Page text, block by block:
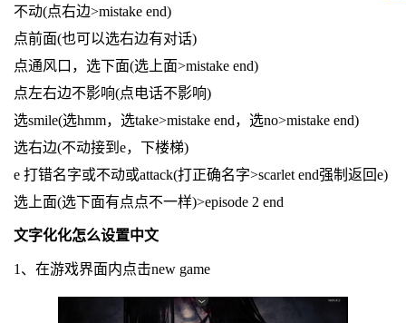
不动(点右边>mistake end)
点前面(也可以选右边有对话)
点通风口，选下面(选上面>mistake end)
点左右边不影响(点电话不影响)
选smile(选hmm，选take>mistake end，选no>mistake end)
选右边(不动接到e，下楼梯)
e 打错名字或不动或attack(打正确名字>scarlet end强制返回e)
选上面(选下面有点点不一样)>episode 2 end
文字化化怎么设置中文
1、在游戏界面内点击new game